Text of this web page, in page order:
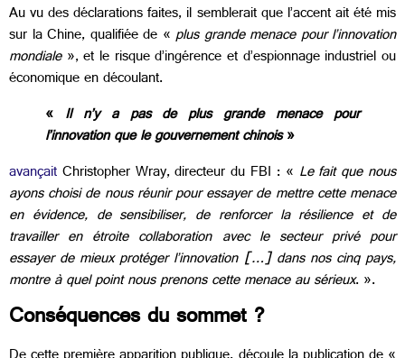
Au vu des déclarations faites, il semblerait que l’accent ait été mis
sur la Chine, qualifiée de «plus grande menace pour l’innovation
mondiale», et le risque d’ingérence et d’espionnage industriel ou
économique en découlant.
« Il n’y a pas de plus grande menace pour
l’innovation que le gouvernement chinois»
avançaitChristopher Wray, directeur du FBI : « Le fait que nous
ayons choisi de nous réunir pour essayer de mettre cette menace
en évidence, de sensibiliser, de renforcer la résilience et de
travailler en étroite collaboration avec le secteur privé pour
essayer de mieux protéger l’innovation […] dans nos cinq pays,
montre à quel point nous prenons cette menace au sérieux. ».
Conséquences du sommet ?